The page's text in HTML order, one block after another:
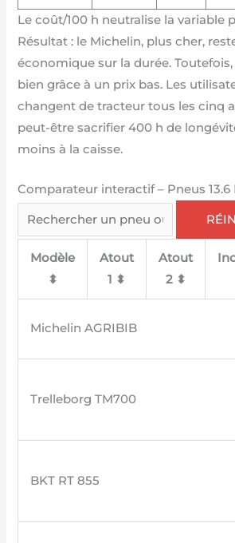
Le coût/100 h neutralise la variable
Résultat : le Michelin, plus cher,
économique sur la durée. Toutefois,
bien grâce à un prix bas. Les
changent de tracteur tous les cinq
peut-être sacrifier 400 h de
moins à la caisse.
Comparateur interactif – Pneus 13.6
Modèle
⬍
Atout
1 ⬍
Atout
2 ⬍
Michelin AGRIBIB
Trelleborg TM700
BKT RT 855